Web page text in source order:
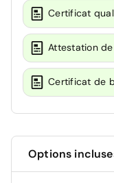
Certificat
Attestation
Certificat de
Options